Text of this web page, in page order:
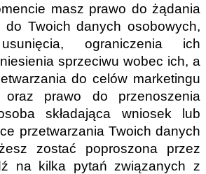
masz prawo do żądania
Twoich danych osobowych,
ograniczenia ich
sprzeciwu wobec ich, a
do celów marketingu
oraz prawo do przenoszenia
składająca wniosek lub
przetwarzania Twoich danych
zostać poproszona przez
na kilka pytań związanych z